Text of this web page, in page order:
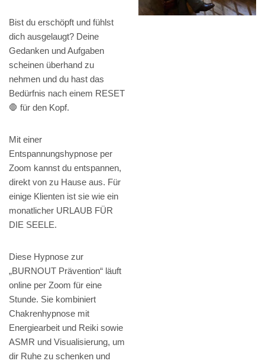
Bist du erschöpft und fühlst
dich ausgelaugt? Deine
Gedanken und Aufgaben
scheinen überhand zu
nehmen und du hast das
Bedürfnis nach einem RESET
🛑 für den Kopf.
Mit einer
Entspannungshypnose per
Zoom kannst du entspannen,
direkt von zu Hause aus. Für
einige Klienten ist sie wie ein
monatlicher URLAUB FÜR
DIE SEELE.
Diese Hypnose zur
„BURNOUT Prävention“ läuft
online per Zoom für eine
Stunde. Sie kombiniert
Chakrenhypnose mit
Energiearbeit und Reiki sowie
ASMR und Visualisierung, um
dir Ruhe zu schenken und